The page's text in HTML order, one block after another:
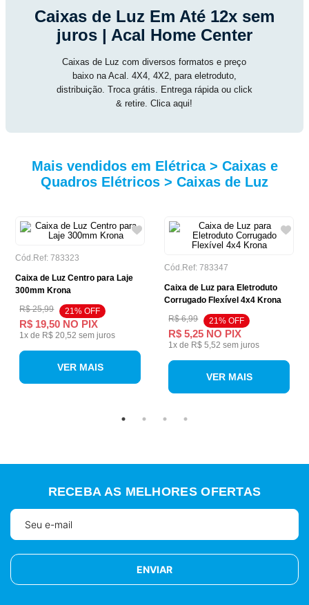
Caixas de Luz Em Até 12x sem
juros | Acal Home Center
Caixas de Luz com diversos formatos e preço
baixo na Acal. 4X4, 4X2, para eletroduto,
distribuição. Troca grátis. Entrega rápida ou click
& retire. Clica aqui!
Mais vendidos em Elétrica > Caixas e
Quadros Elétricos > Caixas de Luz
Cód.Ref: 783323
Caixa de Luz Centro para Laje
300mm Krona
R$ 25,99
21% OFF
R$ 19,50 NO PIX
1x de R$ 20,52 sem juros
VER MAIS
Cód.Ref: 783347
Caixa de Luz para Eletroduto
Corrugado Flexível 4x4 Krona
R$ 6,99
21% OFF
R$ 5,25 NO PIX
1x de R$ 5,52 sem juros
VER MAIS
RECEBA AS MELHORES OFERTAS
ENVIAR